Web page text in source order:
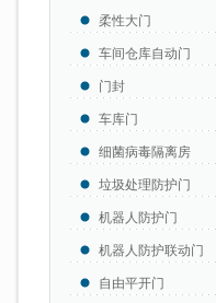
柔性大门
车间仓库自动门
门封
车库门
细菌病毒隔离房
垃圾处理防护门
机器人防护门
机器人防护联动门
自由平开门